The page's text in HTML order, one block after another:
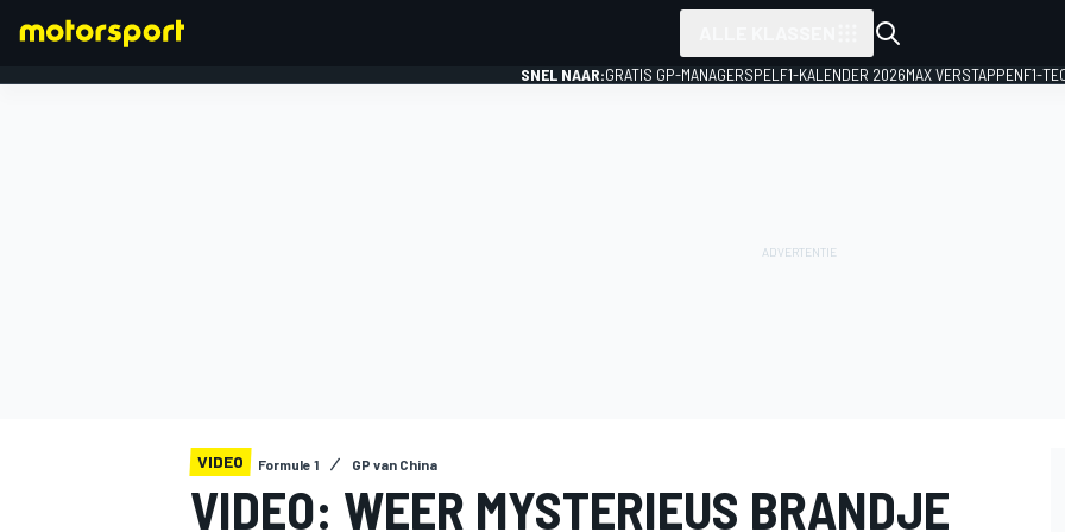
SNEL NAAR:GRATIS GP-MANAGERSPEL F1-KALENDER 2026MAX VERSTAPPENF1-
VIDEO Formule 1 GP van China
VIDEO: WEER MYSTERIEUS BRANDJE